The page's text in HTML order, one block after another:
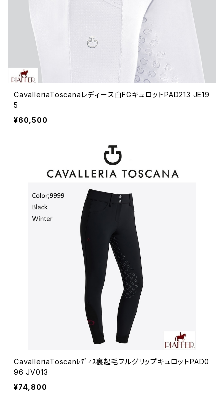
CavalleriaToscanaレディース白FGキュロットPAD213 JE19
5
¥60,500
CavalleriaToscanﾚﾃﾞｨｽ裏起毛フルグリップキュロットPAD0
96 JV013
¥74,800